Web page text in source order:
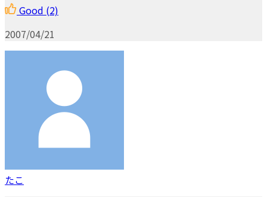
Good (2)
2007/04/21
たこ